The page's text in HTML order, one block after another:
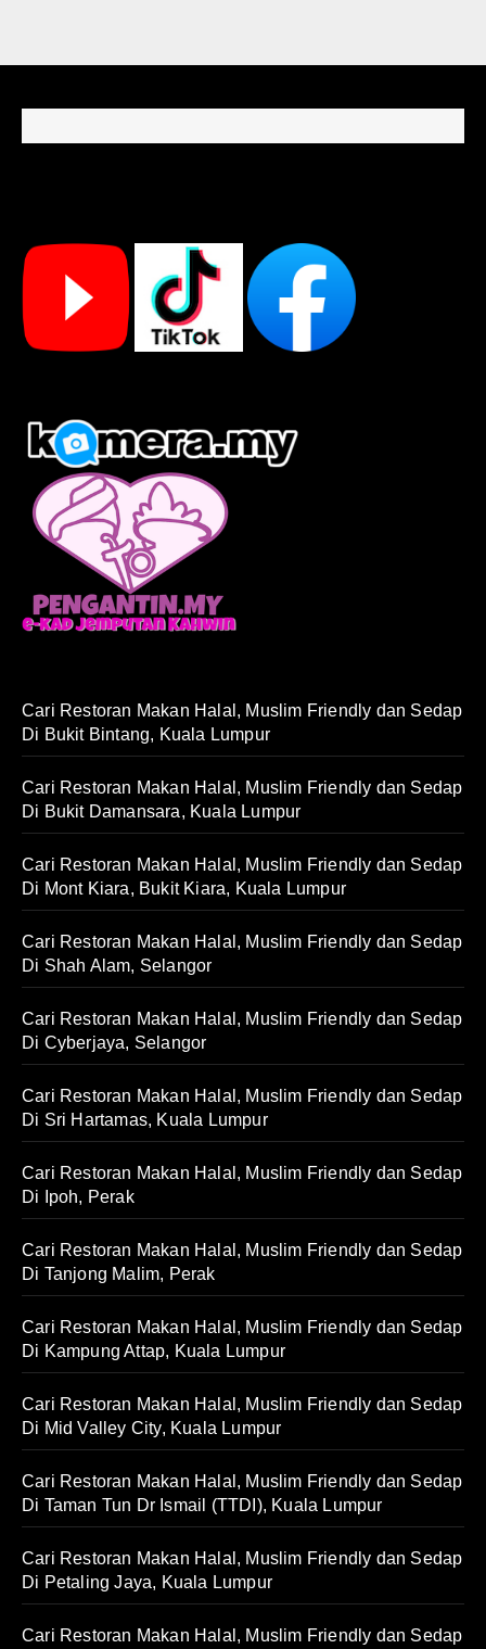
Cari Restoran Makan Halal, Muslim Friendly dan Sedap
Di Bukit Bintang, Kuala Lumpur
Cari Restoran Makan Halal, Muslim Friendly dan Sedap
Di Bukit Damansara, Kuala Lumpur
Cari Restoran Makan Halal, Muslim Friendly dan Sedap
Di Mont Kiara, Bukit Kiara, Kuala Lumpur
Cari Restoran Makan Halal, Muslim Friendly dan Sedap
Di Shah Alam, Selangor
Cari Restoran Makan Halal, Muslim Friendly dan Sedap
Di Cyberjaya, Selangor
Cari Restoran Makan Halal, Muslim Friendly dan Sedap
Di Sri Hartamas, Kuala Lumpur
Cari Restoran Makan Halal, Muslim Friendly dan Sedap
Di Ipoh, Perak
Cari Restoran Makan Halal, Muslim Friendly dan Sedap
Di Tanjong Malim, Perak
Cari Restoran Makan Halal, Muslim Friendly dan Sedap
Di Kampung Attap, Kuala Lumpur
Cari Restoran Makan Halal, Muslim Friendly dan Sedap
Di Mid Valley City, Kuala Lumpur
Cari Restoran Makan Halal, Muslim Friendly dan Sedap
Di Taman Tun Dr Ismail (TTDI), Kuala Lumpur
Cari Restoran Makan Halal, Muslim Friendly dan Sedap
Di Petaling Jaya, Kuala Lumpur
Cari Restoran Makan Halal, Muslim Friendly dan Sedap